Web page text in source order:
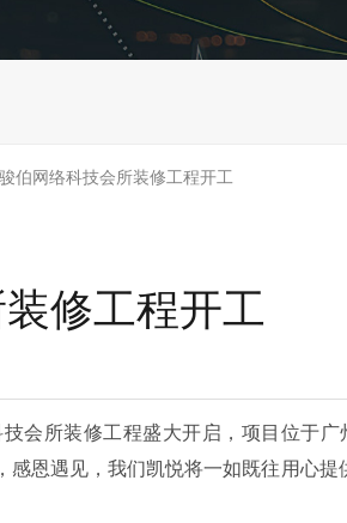
伯网络科技会所装修工程开工
修工程开工
会所装修工程盛大开启，项目位于
恩遇见，我们凯悦将一如既往用心提